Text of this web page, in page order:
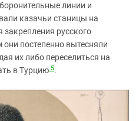
линии и
казачьи станицы на
закрепления русского
постепенно вытесняли
их либо переселиться на
в Турцию 5.